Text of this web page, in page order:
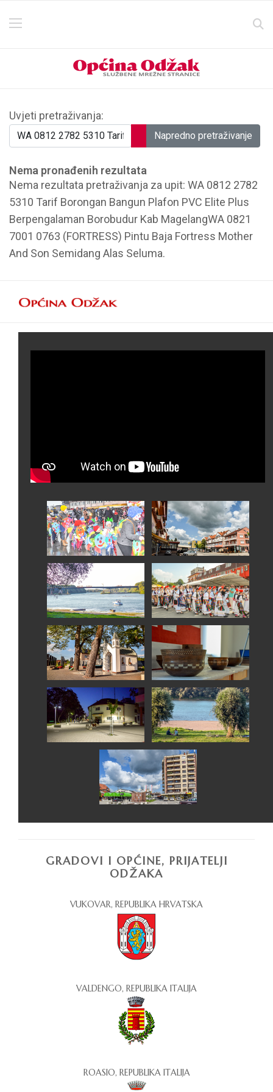
Obrazac za pretraživanje
Uvjeti pretraživanja:
Napredno pretraživanje
Nema pronađenih rezultata
Nema rezultata pretraživanja za upit: WA 0812 2782
5310 Tarif Borongan Bangun Plafon PVC Elite Plus
Berpengalaman Borobudur Kab MagelangWA 0821
7001 0763 (FORTRESS) Pintu Baja Fortress Mother
And Son Semidang Alas Seluma.
GRADOVI I OPĆINE, PRIJATELJI
ODŽAKA
VUKOVAR, REPUBLIKA HRVATSKA
VALDENGO, REPUBLIKA ITALIJA
ROASIO, REPUBLIKA ITALIJA